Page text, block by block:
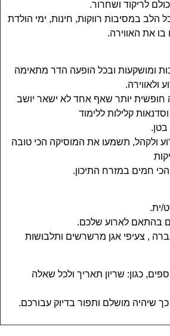
לריקוד ושחרור.
הלב במסיבות רווקות, חינות, ימי הולדת
בו את האווירה.
ומושקעות ובכל הופעה הדר מתאימה
ולאווירה.
יותר שאף אחד לא ישאר יושב
קלילות ללימוד
בטן.
ולקהל, תשמעו את המוסיקה הכי טובה
הכי חמים במזרח התיכון.
ית.
בהתאם לארוע שלכם.
, צעיפי אגן מרשרשים ותלבושות
כגון: שריון תאריך ולכל שאלה
שיהיה מושלם ותפור בדיוק עבורכם.